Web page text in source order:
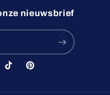
nieuwsbrief
TikTok Pinterest